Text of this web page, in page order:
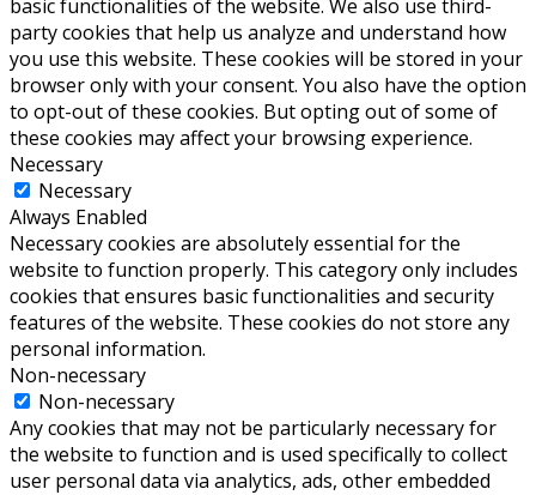
basic functionalities of the website. We also use third-
party cookies that help us analyze and understand how
you use this website. These cookies will be stored in your
browser only with your consent. You also have the option
to opt-out of these cookies. But opting out of some of
these cookies may affect your browsing experience.
Necessary
Necessary
Always Enabled
Necessary cookies are absolutely essential for the
website to function properly. This category only includes
cookies that ensures basic functionalities and security
features of the website. These cookies do not store any
personal information.
Non-necessary
Non-necessary
Any cookies that may not be particularly necessary for
the website to function and is used specifically to collect
user personal data via analytics, ads, other embedded